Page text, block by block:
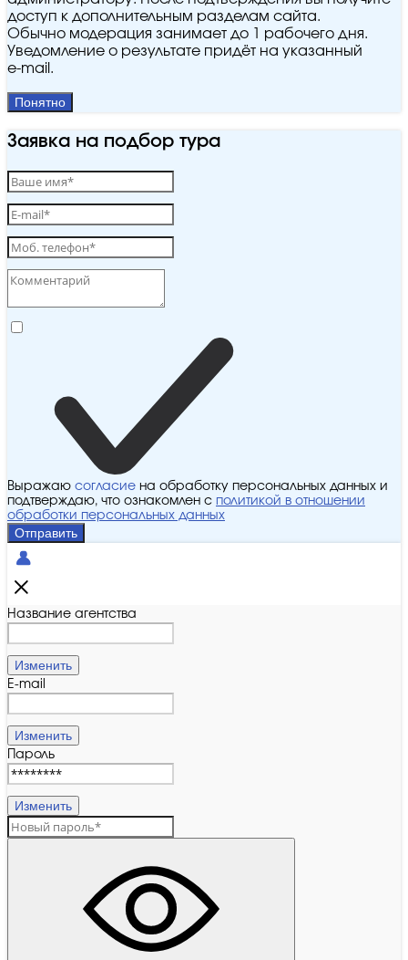
доступ к дополнительным разделам сайта.
Обычно модерация занимает до 1 рабочего дня.
Уведомление о результате придёт на указанный
e‑mail.
Понятно
Заявка на подбор тура
Выражаю согласие на обработку персональных данных и
подтверждаю, что ознакомлен с политикой в отношении
обработки персональных данных
Отправить
Название агентства
Изменить
E-mail
Изменить
Пароль
Изменить